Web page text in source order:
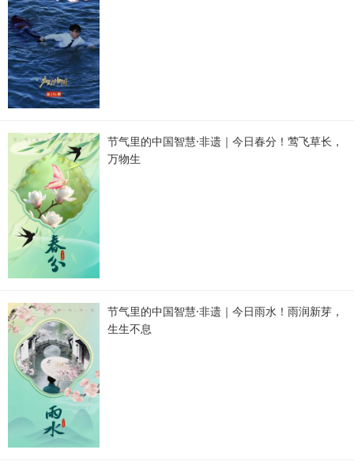
节气里的中国智慧·非遗｜今日春分！莺飞草长，
万物生
节气里的中国智慧·非遗｜今日雨水！雨润新芽，
生生不息